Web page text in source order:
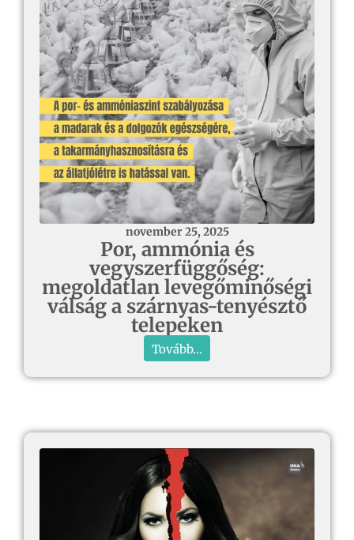
november 25, 2025
Por, ammónia és
vegyszerfüggőség:
megoldatlan levegőminőségi
válság a szárnyas-tenyésztő
telepeken
Tovább...